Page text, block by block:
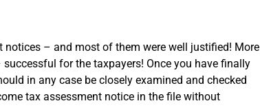
– and most of them were well justified! More
for the taxpayers! Once you have finally
in any case be closely examined and checked
tax assessment notice in the file without